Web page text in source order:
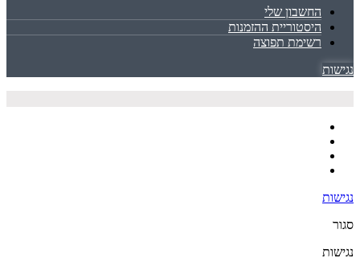
החשבון שלי
היסטוריית ההזמנות
רשימת תפוצה
נגישות
נגישות
סגור
נגישות